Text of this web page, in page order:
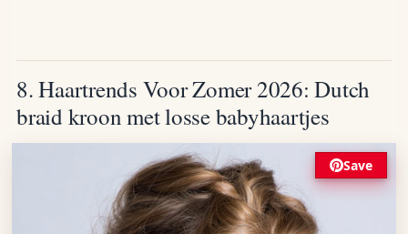
8. Haartrends Voor Zomer 2026: Dutch
braid kroon met losse babyhaartjes
Save